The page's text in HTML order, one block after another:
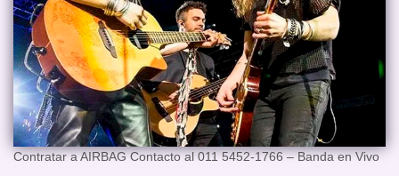
Contratar a AIRBAG Contacto al 011 5452-1766 – Banda en Vivo